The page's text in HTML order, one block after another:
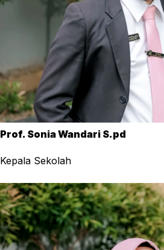
Prof. Sonia Wandari S.pd
Kepala Sekolah